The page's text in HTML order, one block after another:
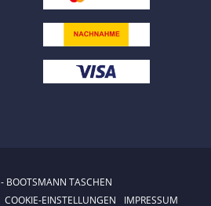
BOOTSMANN TASCHEN
COOKIE-EINSTELLUNGEN IMPRESSUM